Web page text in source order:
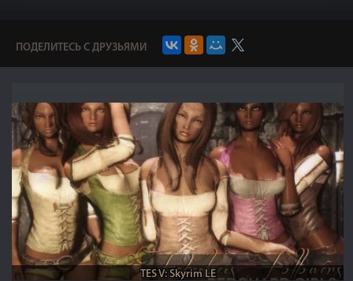
ПОДЕЛИТЕСЬ С ДРУЗЬЯМИ
TES V: Skyrim LE